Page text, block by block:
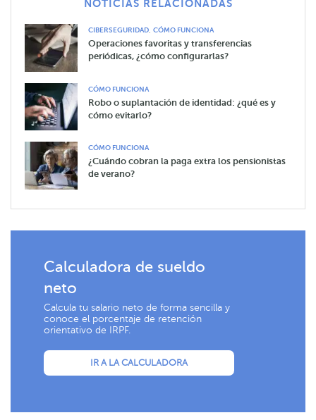
NOTICIAS RELACIONADAS
CIBERSEGURIDAD CÓMO FUNCIONA
Operaciones favoritas y transferencias
periódicas, ¿cómo configurarlas?
CÓMO FUNCIONA
Robo o suplantación de identidad: ¿qué es y
cómo evitarlo?
CÓMO FUNCIONA
¿Cuándo cobran la paga extra los pensionistas
de verano?
Calculadora de sueldo
neto
Calcula tu salario neto de forma sencilla y
conoce el porcentaje de retención
orientativo de IRPF.
IR A LA CALCULADORA